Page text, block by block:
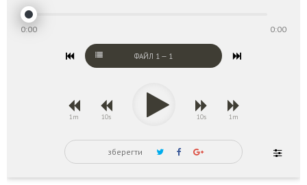
0:00 0:00
ФАЙЛ 1 — 1
1m 10s 10s 1m
зберегти